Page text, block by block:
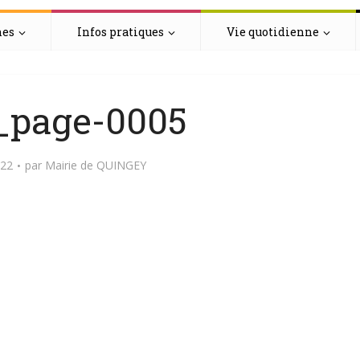
Infos pratiques Vie quotidienne
0005
par Mairie de QUINGEY